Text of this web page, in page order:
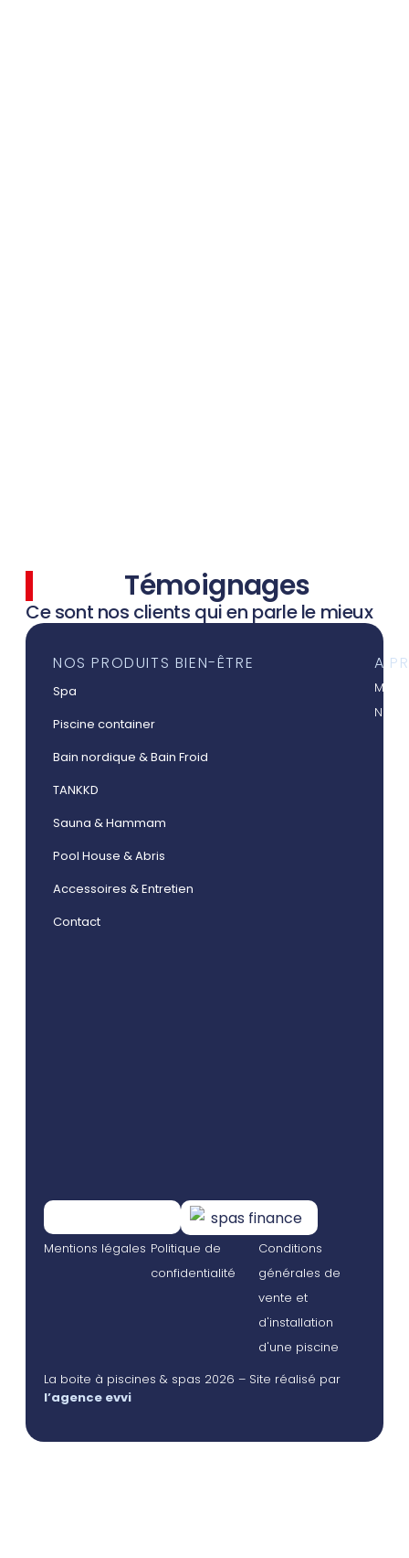
Témoignages
Ce sont nos clients qui en parle le mieux
NOS PRODUITS BIEN-ÊTRE
Spa
Piscine container
Bain nordique & Bain Froid
TANKKD
Sauna & Hammam
Pool House & Abris
Accessoires & Entretien
Contact
A
Nos
Mentions légales Politique de
confidentialité
Conditions
générales de
vente et
d'installation
d'une piscine
La boite à piscines & spas 2026 – Site réalisé par
l’agence evvi